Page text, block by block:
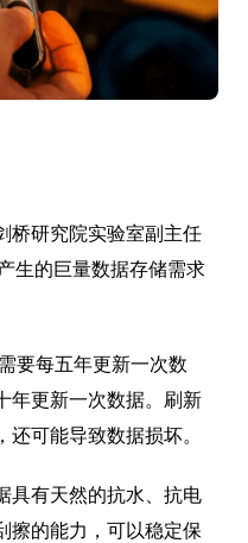
桥研究院实验室副主任
生的巨量数据存储需求
要每五年更新一次数
年更新一次数据。刷新
可能导致数据损坏。
具有天然的抗水、抗电
擦的能力，可以稳定保